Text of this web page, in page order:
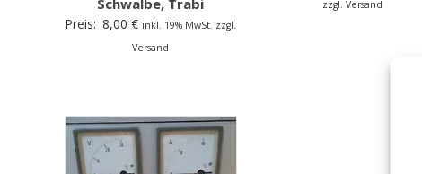
Preis: 8,00€ inkl. 19% MwSt. zzgl.
Versand
zzgl. Versand